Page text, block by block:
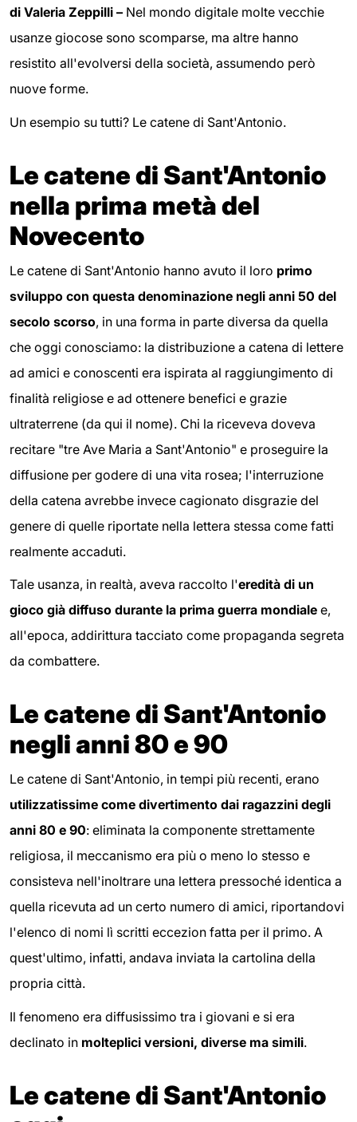
di Valeria Zeppilli – Nel mondo digitale molte vecchie
usanze giocose sono scomparse, ma altre hanno
resistito all'evolversi della società, assumendo però
nuove forme.
Un esempio su tutti? Le catene di Sant'Antonio.
Le catene di Sant'Antonio
nella prima metà del
Novecento
Le catene di Sant'Antonio hanno avuto il loro primo
sviluppo con questa denominazione negli anni 50 del
secolo scorso, in una forma in parte diversa da quella
che oggi conosciamo: la distribuzione a catena di lettere
ad amici e conoscenti era ispirata al raggiungimento di
finalità religiose e ad ottenere benefici e grazie
ultraterrene (da qui il nome). Chi la riceveva doveva
recitare "tre Ave Maria a Sant'Antonio" e proseguire la
diffusione per godere di una vita rosea; l'interruzione
della catena avrebbe invece cagionato disgrazie del
genere di quelle riportate nella lettera stessa come fatti
realmente accaduti.
Tale usanza, in realtà, aveva raccolto l'eredità di un
gioco già diffuso durante la prima guerra mondiale e,
all'epoca, addirittura tacciato come propaganda segreta
da combattere.
Le catene di Sant'Antonio
negli anni 80 e 90
Le catene di Sant'Antonio, in tempi più recenti, erano
utilizzatissime come divertimento dai ragazzini degli
anni 80 e 90: eliminata la componente strettamente
religiosa, il meccanismo era più o meno lo stesso e
consisteva nell'inoltrare una lettera pressoché identica a
quella ricevuta ad un certo numero di amici, riportandovi
l'elenco di nomi lì scritti eccezion fatta per il primo. A
quest'ultimo, infatti, andava inviata la cartolina della
propria città.
Il fenomeno era diffusissimo tra i giovani e si era
declinato in molteplici versioni, diverse ma simili.
Le catene di Sant'Antonio